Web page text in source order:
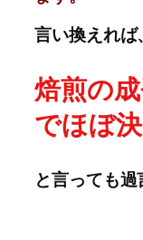
言い換えれば
焙煎の
でほぼ
と言っても過